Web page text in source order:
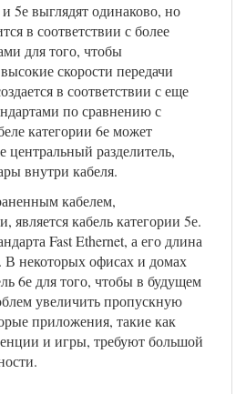
5е выглядят одинаково, но
в соответствии с более
для того, чтобы
скорости передачи
в соответствии с еще
по сравнению с
категории 6е может
центральный разделитель,
внутри кабеля.
кабелем,
является кабель категории 5е.
Fast Ethernet, а его длина
В некоторых офисах и домах
6е для того, чтобы в будущем
увеличить пропускную
приложения, такие как
и игры, требуют большой